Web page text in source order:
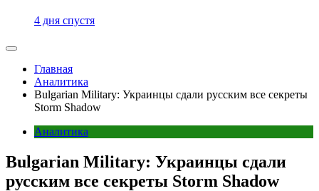
4 дня спустя
Главная
Аналитика
Bulgarian Military: Украинцы сдали русским все секреты
Storm Shadow
Аналитика
Bulgarian Military: Украинцы сдали
русским все секреты Storm Shadow